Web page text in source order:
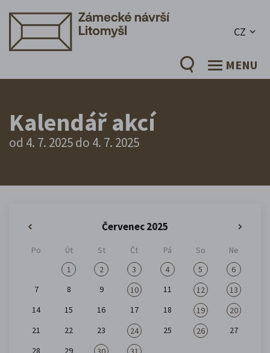
CZ
MENU
Kalendář akcí
od 4. 7. 2025 do 4. 7. 2025
Červenec 2025
Po Út St Čt Pá So
Ne
1
2 3 4 5
6
7
8 9 10 11 12
13
14
15 16 17 18 19
20
21
22 23 24 25 26
27
28
29